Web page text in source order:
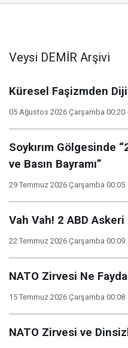
Veysi DEMİR Arşivi
Küresel Faşizmden
05 Ağustos 2026 Çarşamba 00:20
Soykırım Gölgesinde
ve Basın Bayramı”
29 Temmuz 2026 Çarşamba 00:05
Vah Vah! 2 ABD Askeri
22 Temmuz 2026 Çarşamba 00:09
NATO Zirvesi Ne
15 Temmuz 2026 Çarşamba 00:08
NATO Zirvesi ve